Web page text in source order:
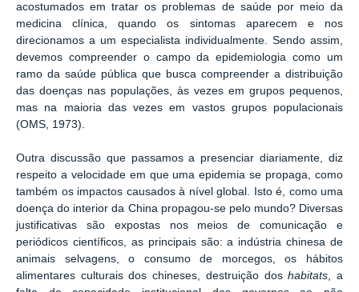
acostumados em tratar os problemas de saúde por meio da
medicina clínica, quando os sintomas aparecem e nos
direcionamos a um especialista individualmente. Sendo assim,
devemos compreender o campo da epidemiologia como um
ramo da saúde pública que busca compreender a distribuição
das doenças nas populações, às vezes em grupos pequenos,
mas na maioria das vezes em vastos grupos populacionais
(OMS, 1973).
Outra discussão que passamos a presenciar diariamente, diz
respeito a velocidade em que uma epidemia se propaga, como
também os impactos causados à nível global. Isto é, como uma
doença do interior da China propagou-se pelo mundo? Diversas
justificativas são expostas nos meios de comunicação e
periódicos científicos, as principais são: a indústria chinesa de
animais selvagens, o consumo de morcegos, os hábitos
alimentares culturais dos chineses, destruição doshabitats, a